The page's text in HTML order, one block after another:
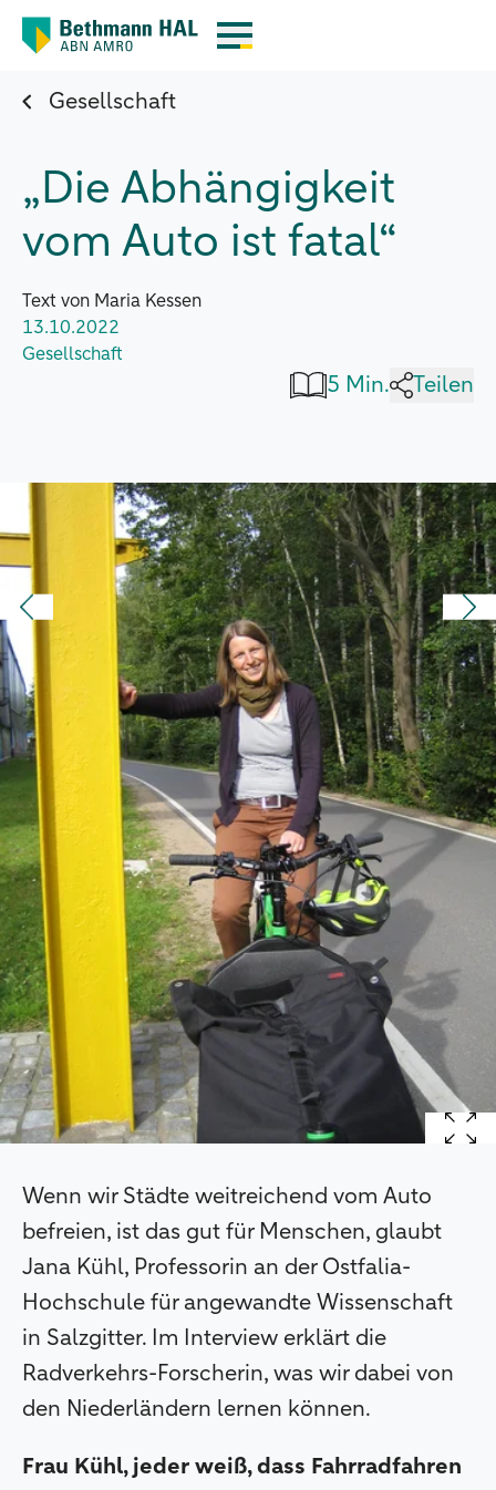
Gesellschaft
„Die Abhängigkeit
vom Auto ist fatal“
Text von Maria Kessen
13.10.2022
Gesellschaft
5 Min. Teilen
Wenn wir Städte weitreichend vom Auto
befreien, ist das gut für Menschen, glaubt
Jana Kühl, Professorin an der Ostfalia-
Hochschule für angewandte Wissenschaft
in Salzgitter. Im Interview erklärt die
Radverkehrs-Forscherin, was wir dabei von
den Niederländern lernen können.
Frau Kühl, jeder weiß, dass Fahrradfahren